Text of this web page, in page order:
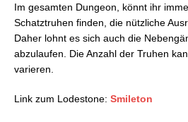
Smile-Panopt
Smile-Denker
Smile-Daphnia
Im gesamten Dungeon, könnt ihr
Schatztruhen finden, die nützliche
Daher lohnt es sich auch die
abzulaufen. Die Anzahl der Truhen
varieren.
Link zum Lodestone: Smileton